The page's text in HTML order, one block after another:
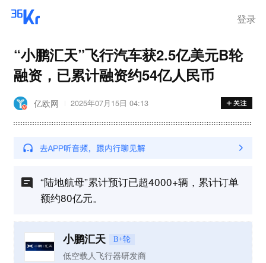
登录
“小鹏汇天”飞行汽车获2.5亿美元B轮
融资，已累计融资约54亿人民币
亿欧网 2025年07月15日 04:13
“陆地航母”累计预订已超4000+辆，累计订单
额约80亿元。
小鹏汇天 B+轮
低空载人飞行器研发商